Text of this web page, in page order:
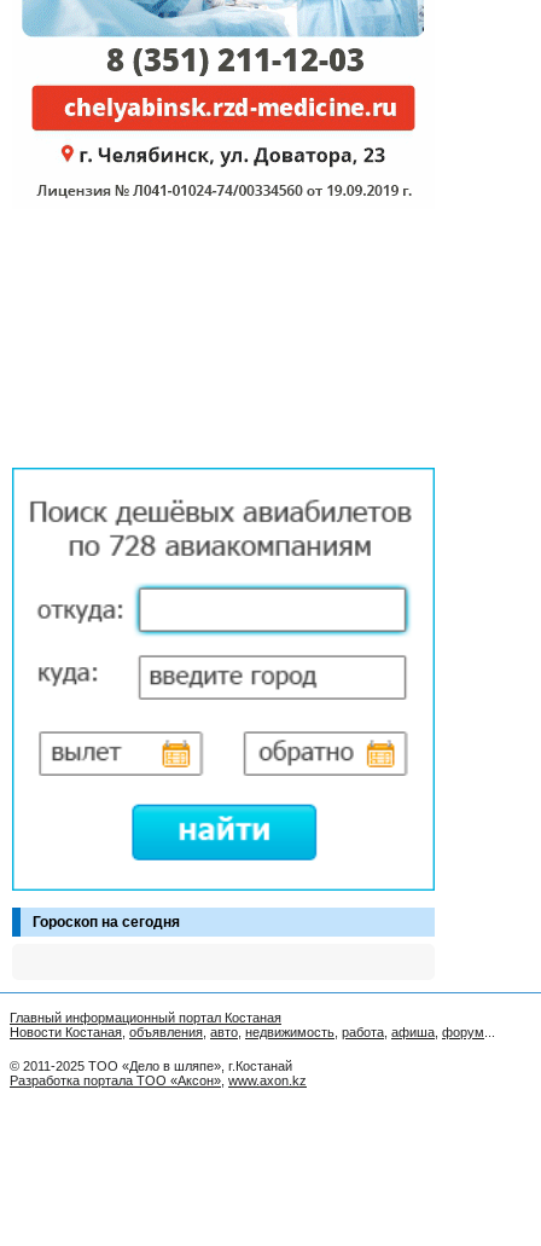
Гороскоп на сегодня
Главный информационный портал Костаная
Новости Костаная объявления авто недвижимость работа афиша форум
© 2011-2025 ТОО «Дело в шляпе», г.Костанай
Разработка портала ТОО «Аксон» www.axon.kz